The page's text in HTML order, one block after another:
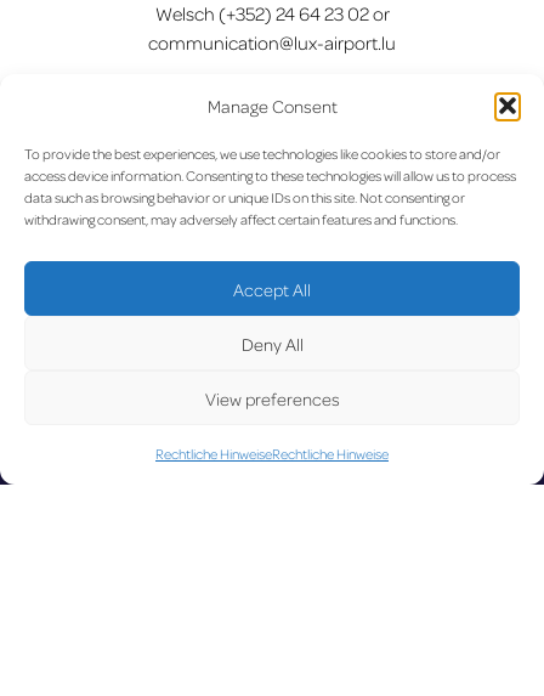
Manage Consent
To provide the best experiences, we use technologies like cookies to store and/or
access device information. Consenting to these technologies will allow us to process
data such as browsing behavior or unique IDs on this site. Not consenting or
withdrawing consent, may adversely affect certain features and functions.
Accept All
Deny All
View preferences
Rechtliche HinweiseRechtliche Hinweise
Welsch (+352) 24 64 23 02 or
communication@lux-airport.lu
Beitragsnavigation
Landebahn wieder geöffnet
Wizz Air arrives in
Luxembourg: a new airline with
three exciting routes
UPD
ATE